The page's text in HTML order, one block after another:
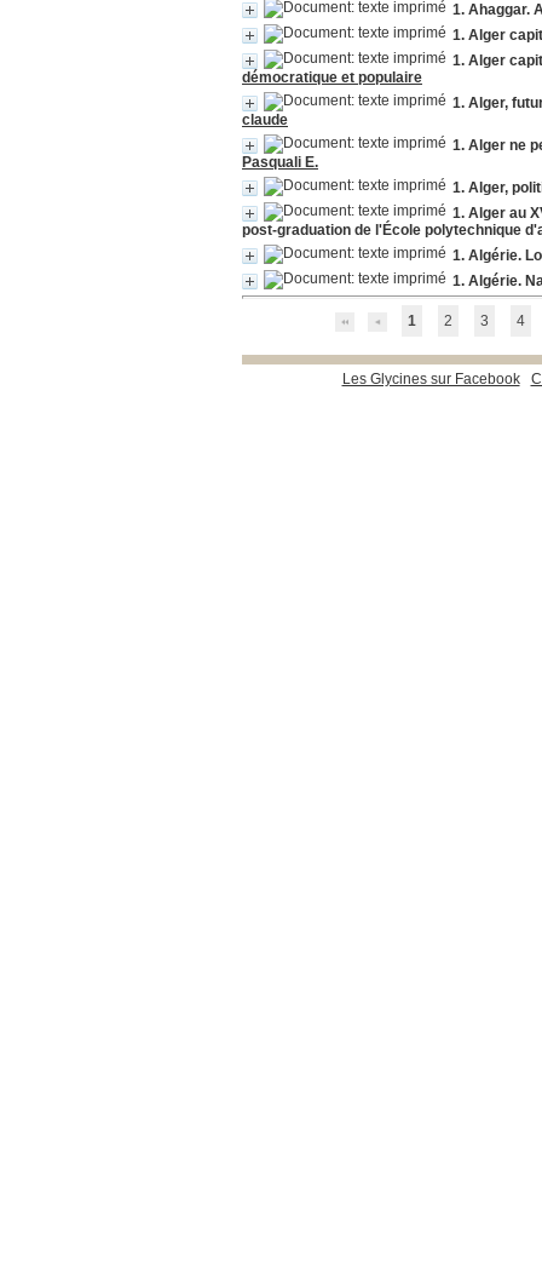
1. Ahaggar.
1. Alger
1. Alger
démocratique et populaire
1. Alger,
claude
1. Alger ne
Pasquali E.
1. Alger,
1. Alger au
post-graduation de l'École polytechnique
1. Algérie.
1. Algérie.
1 2 3 4
Les Glycines sur Facebook